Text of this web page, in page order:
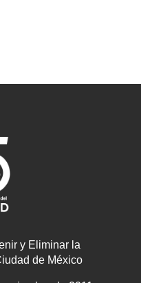
y Eliminar la
de México